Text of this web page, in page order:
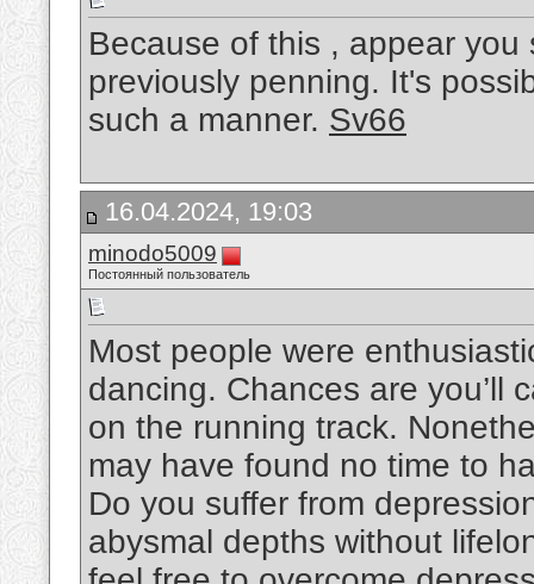
Because of this , appear
previously penning. It's
such a manner. Sv66
16.04.2024, 19:03
minodo5009
Постоянный пользователь
Most people were
dancing. Chances are you’ll
on the running track.
may have found no time to
Do you suffer from
abysmal depths without